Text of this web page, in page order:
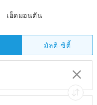
เอ็ดมอนตัน
มัลติ-ซิตี้